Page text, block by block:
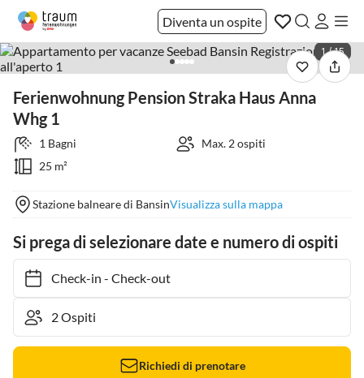
Diventa un ospite
1 / 15
Ferienwohnung Pension Straka Haus Anna
Whg 1
1 Bagni
Max. 2 ospiti
25 m²
Stazione balneare di BansinVisualizza sulla mappa
Si prega di selezionare date e numero di ospiti
Check-in- Check-out
Richiedi di prenotare